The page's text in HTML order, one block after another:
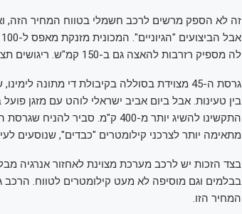
זה לא הספק מרשים לרכב חשמלי בטווח המחיר הזה,
לה מספיק רזרבות להאצה גם ב-150 קמ"ש. ריגושים תצטרכו לחפש בגרסאות אחרות.
בין טעינות. אבל ביום אביב ישראלי לוהט עם מזגן
מתאימה יותר לצרכני קילומטרים "כבדים", שנוסעים
בצד הזכות יש לרכב מערכת מצוינת לאחזור
בבלמים וגם מוסיפה לא מעט קילומטרים לטווח.
המחיר הזו.